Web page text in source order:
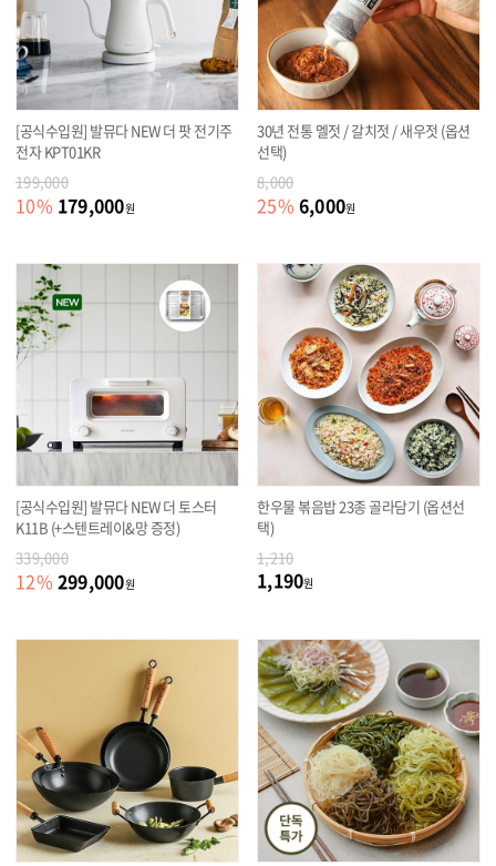
[공식수입원] 발뮤다 NEW 더 팟 전기주
전자 KPT01KR
199,000
10% 179,000원
30년 전통 멜젓 / 갈치젓 / 새우젓 (옵션
선택)
8,000
25% 6,000원
[공식수입원] 발뮤다 NEW 더 토스터
K11B (+스텐트레이&망 증정)
339,000
12% 299,000원
한우물 볶음밥 23종 골라담기 (옵션선
택)
1,210
1,190원